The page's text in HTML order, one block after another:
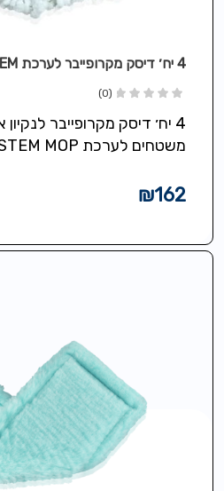
4 יח׳ דיסק מקרופייבר לערכת TWIST SYSTEM
(0)
4 יח׳ דיסק מקרופייבר
משטחים לערכת CLEAN TWIST SYSTEM MOP
₪162